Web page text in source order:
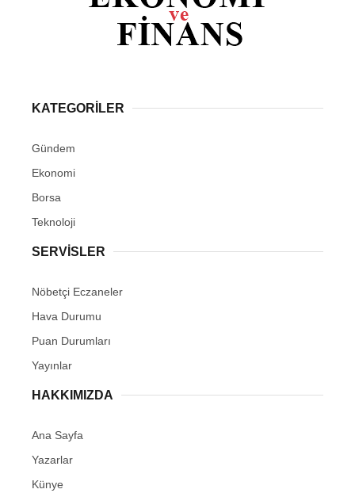
KATEGORİLER
Gündem
Ekonomi
Borsa
Teknoloji
SERVİSLER
Nöbetçi Eczaneler
Hava Durumu
Puan Durumları
Yayınlar
HAKKIMIZDA
Ana Sayfa
Yazarlar
Künye